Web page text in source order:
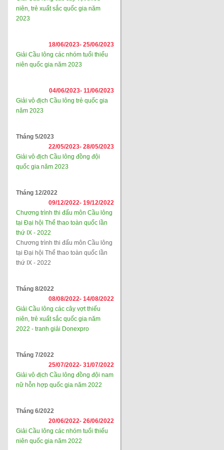
niên, trẻ xuất sắc quốc gia năm
2023
18/06/2023- 25/06/2023
Giải Cầu lông các nhóm tuổi thiếu
niên quốc gia năm 2023
04/06/2023- 11/06/2023
Giải vô địch Cầu lông trẻ quốc gia
năm 2023
Tháng 5/2023
22/05/2023- 28/05/2023
Giải vô địch Cầu lông đồng đội
quốc gia năm 2023
Tháng 12/2022
09/12/2022- 19/12/2022
Chương trình thi đấu môn Cầu lông
tại Đại hội Thể thao toàn quốc lần
thứ IX - 2022
Chương trình thi đấu môn Cầu lông
tại Đại hội Thể thao toàn quốc lần
thứ IX - 2022
Tháng 8/2022
08/08/2022- 14/08/2022
Giải Cầu lông các cây vợt thiếu
niên, trẻ xuất sắc quốc gia năm
2022 - tranh giải Donexpro
Tháng 7/2022
25/07/2022- 31/07/2022
Giải vô địch Cầu lông đồng đội nam
nữ hỗn hợp quốc gia năm 2022
Tháng 6/2022
20/06/2022- 26/06/2022
Giải Cầu lông các nhóm tuổi thiếu
niên quốc gia năm 2022